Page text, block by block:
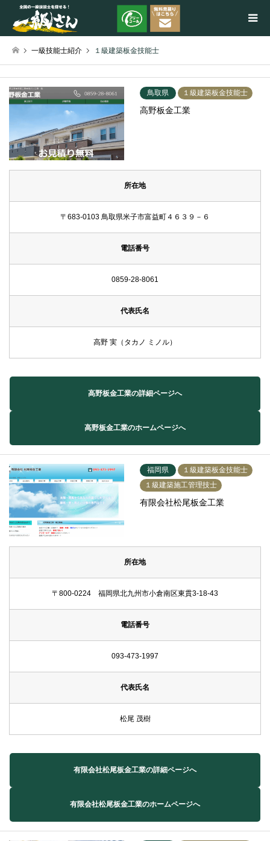
一級技能士紹介 １級建築板金技能士
鳥取県 １級建築板金技能士
高野板金工業
所在地
〒683-0103 鳥取県米子市富益町４６３９－６
電話番号
0859-28-8061
代表氏名
高野 実（タカノ ミノル）
高野板金工業の詳細ページへ
高野板金工業のホームページへ
福岡県
１級建築板金技能士
１級建築施工管理技士
有限会社松尾板金工業
所在地
〒800-0224 福岡県北九州市小倉南区東貫3-18-43
電話番号
093-473-1997
代表氏名
松尾 茂樹
有限会社松尾板金工業の詳細ページへ
有限会社松尾板金工業のホームページへ